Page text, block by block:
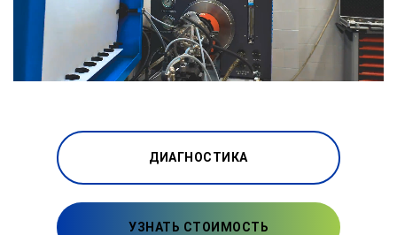
ДИАГНОСТИКА
УЗНАТЬ СТОИМОСТЬ